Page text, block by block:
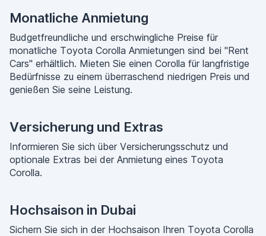
Monatliche Anmietung
Budgetfreundliche und erschwingliche Preise für
monatliche Toyota Corolla Anmietungen sind bei "Rent
Cars" erhältlich. Mieten Sie einen Corolla für langfristige
Bedürfnisse zu einem überraschend niedrigen Preis und
genießen Sie seine Leistung.
Versicherung und Extras
Informieren Sie sich über Versicherungsschutz und
optionale Extras bei der Anmietung eines Toyota
Corolla.
Hochsaison in Dubai
Sichern Sie sich in der Hochsaison Ihren Toyota Corolla